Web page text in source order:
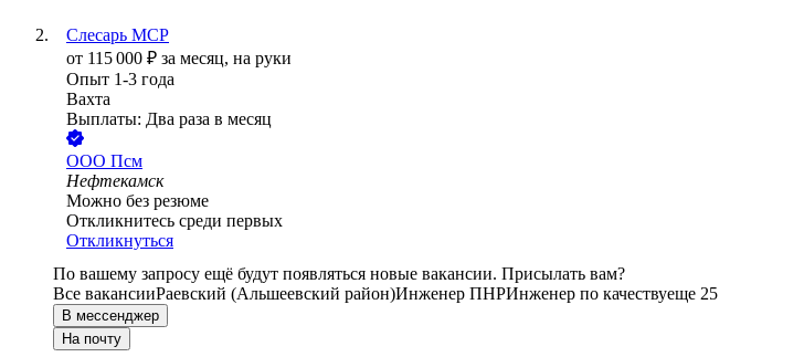
Слесарь МСР
от 115 000 ₽ за месяц, на руки
Опыт 1-3 года
Вахта
Выплаты: Два раза в месяц
ООО Псм
Нефтекамск
Можно без резюме
Откликнитесь среди первых
Откликнуться
По вашему запросу ещё будут появляться новые вакансии. Присылать вам?
Все вакансииРаевский (Альшеевский район)Инженер ПНРИнженер по качествуеще 25
В мессенджер
На почту